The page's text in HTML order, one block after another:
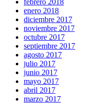
febrero 2018
enero 2018
diciembre 2017
noviembre 2017
octubre 2017
septiembre 2017
agosto 2017
julio 2017
junio 2017
mayo 2017
abril 2017
marzo 2017